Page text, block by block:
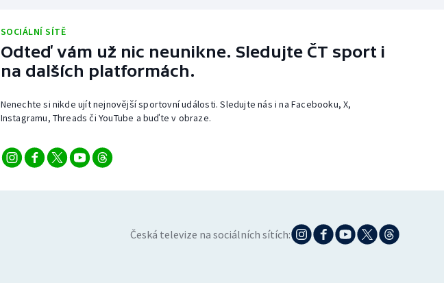
SOCIÁLNÍ SÍTĚ
Odteď vám už nic neunikne. Sledujte ČT sport i
na dalších platformách.
Nenechte si nikde ujít nejnovější sportovní události. Sledujte nás i na Facebooku, X,
Instagramu, Threads či YouTube a buďte v obraze.
Česká televize na sociálních sítích: